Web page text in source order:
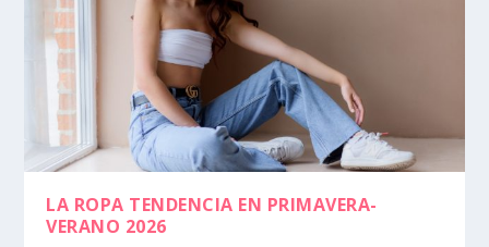
LA ROPA TENDENCIA EN PRIMAVERA-
VERANO 2026